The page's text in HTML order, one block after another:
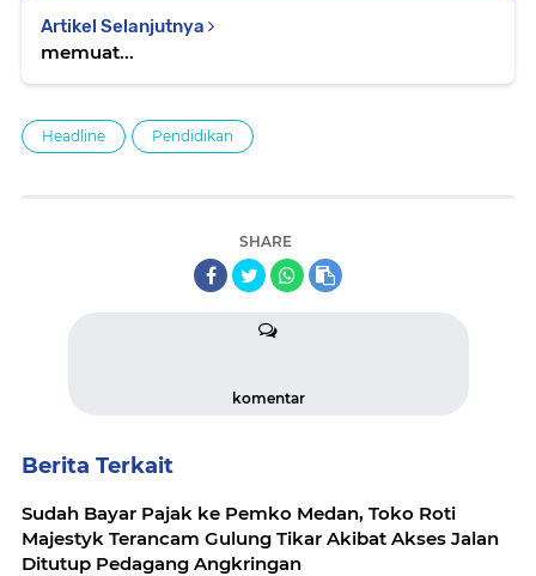
Artikel Selanjutnya
memuat...
Headline Pendidikan
SHARE
komentar
Berita Terkait
Sudah Bayar Pajak ke Pemko Medan, Toko Roti
Majestyk Terancam Gulung Tikar Akibat Akses Jalan
Ditutup Pedagang Angkringan